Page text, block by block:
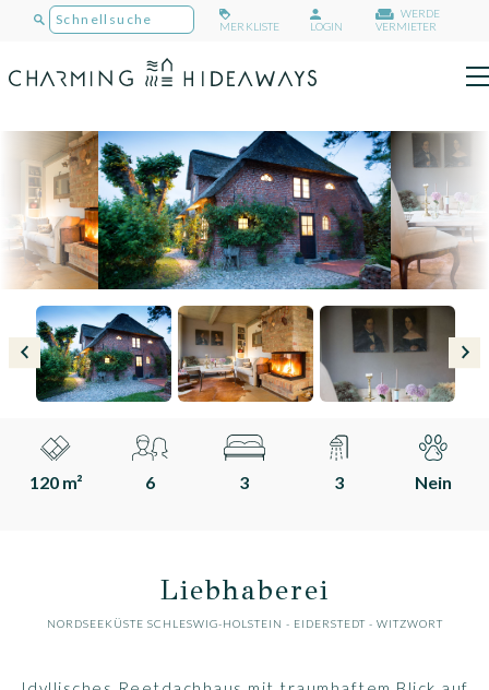
MERKLISTE LOGIN
WERDE
VERMIETER
120 m² 6 3 3 Nein
Liebhaberei
NORDSEEKÜSTE SCHLESWIG-HOLSTEIN - EIDERSTEDT- WITZWORT